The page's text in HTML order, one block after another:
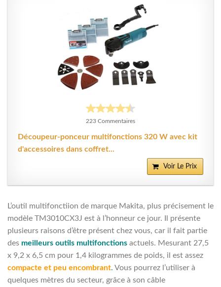
223 Commentaires
Découpeur-ponceur multifonctions 320 W avec kit
d'accessoires dans coffret...
Voir Le Prix
L’outil multifonctiion de marque Makita, plus précisement le
modèle TM3010CX3J est à l’honneur ce jour. Il présente
plusieurs raisons d’être présent chez vous, car il fait partie
des meilleurs outils multifonctions actuels. Mesurant 27,5
x 9,2 x 6,5 cm pour 1,4 kilogrammes de poids, il est assez
compacte et peu encombrant. Vous pourrez l’utiliser à
quelques mètres du secteur, grâce à son câble